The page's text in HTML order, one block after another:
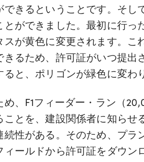
できるということです。そ
とができました。最初に行っ
スが黄色に変更されます。こ
きるため、許可証がいつ提
ると、ポリゴンが緑色に変わ
め、F1フィーダー・ラン（
ことを、建設関係者に知ら
続性がある。そのため、プラ
ィールドから許可証をダウン